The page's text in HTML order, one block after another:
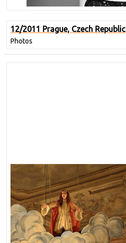
12/2011 Prague, Czech Republic
Photos